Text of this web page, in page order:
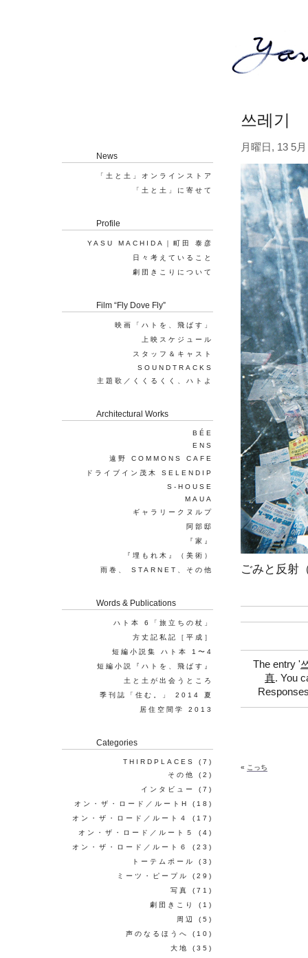
쓰레기
月曜日, 13 5
ごみと反射
The entry '
真. You
« こっち
News
「土と土」オンラインストア
「土と土」に寄せて
Profile
YASU MACHIDA｜町田 泰彦
日々考えていること
劇団きこりについて
Film “Fly Dove Fly”
映画「ハトを、飛ばす」
上映スケジュール
スタッフ＆キャスト
SOUNDTRACKS
主題歌／くくるくく、ハトよ
Architectural Works
BÉE
ENS
遠野 COMMONS CAFE
ドライブイン茂木 SELENDIP
S-HOUSE
MAUA
ギャラリークヌルプ
阿部邸
『家』
『埋もれ木』（美術）
雨巻、 STARNET、その他
Words & Publications
ハト本 6「旅立ちの杖」
方丈記私記［平成］
短編小説集 ハト本 1〜4
短編小説『ハトを、飛ばす』
土と土が出会うところ
季刊誌「住む。」 2014 夏
居住空間学 2013
Categories
THIRDPLACES
(7)
その他
(2)
インタビュー
(7)
オン・ザ・ロード／ルートH
(18)
オン・ザ・ロード／ルート４
(17)
オン・ザ・ロード／ルート５
(4)
オン・ザ・ロード／ルート６
(23)
トーテムポール
(3)
ミーツ・ピープル
(29)
写真
(71)
劇団きこり
(1)
周辺
(5)
声のなるほうへ
(10)
大地
(35)